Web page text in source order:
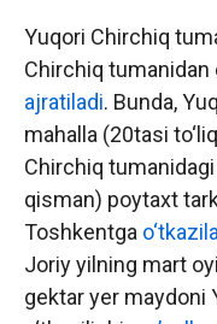
Yuqori Chirchiq
Chirchiq tumanidan
ajratiladi. Bunda,
mahalla (20tasi
Chirchiq
qisman) poytaxt
Toshkentga
Joriy yilning mart
gektar yer maydoni